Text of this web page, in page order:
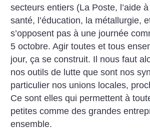
secteurs entiers (La Poste, l’aide
santé, l’éducation, la métallurgie,
s’opposent pas à une journée
5 octobre. Agir toutes et tous
jour, ça se construit. Il nous faut
nos outils de lutte que sont nos
particulier nos unions locales,
Ce sont elles qui permettent à
petites comme des grandes
ensemble.